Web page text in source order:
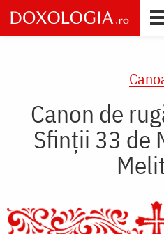
Skip
to
main
Canon de
Sfinţii 33 de